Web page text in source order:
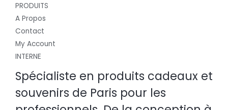
PRODUITS
A Propos
Contact
My Account
INTERNE
Spécialiste en produits cadeaux et
souvenirs de Paris pour les